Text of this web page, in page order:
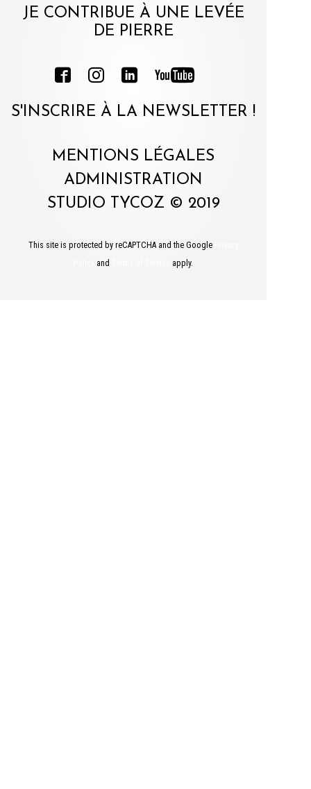
JE CONTRIBUE À UNE LEVÉE
DE PIERRE
S'INSCRIRE À LA NEWSLETTER !
MENTIONS LÉGALES
ADMINISTRATION
STUDIO TYCOZ © 2019
This site is protected by reCAPTCHA and the Google
and apply.